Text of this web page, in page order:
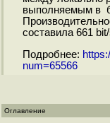
выполняемым в
составила 661
Подробнее:
num=65566
Оглавление